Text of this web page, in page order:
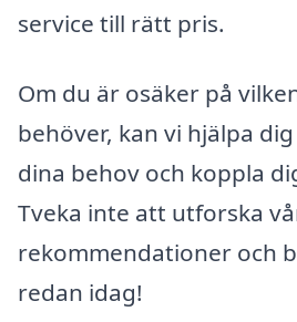
service till rätt pris.
Om du är osäker på
behöver, kan vi hjälpa
dina behov och koppla
Tveka inte att utforska
rekommendationer och
redan idag!